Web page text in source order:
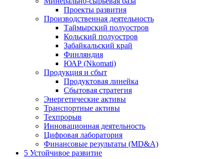
Проекты развития
Производственная деятельность
Таймырский полуостров
Кольский полуостров
Забайкальский край
Финляндия
ЮАР (Nkomati)
Продукция и сбыт
Продуктовая линейка
Сбытовая стратегия
Энергетические активы
Транспортные активы
Техпрорыв
Инновационная деятельность
Цифровая лаборатория
Финансовые результаты (MD&A)
5 Устойчивое развитие